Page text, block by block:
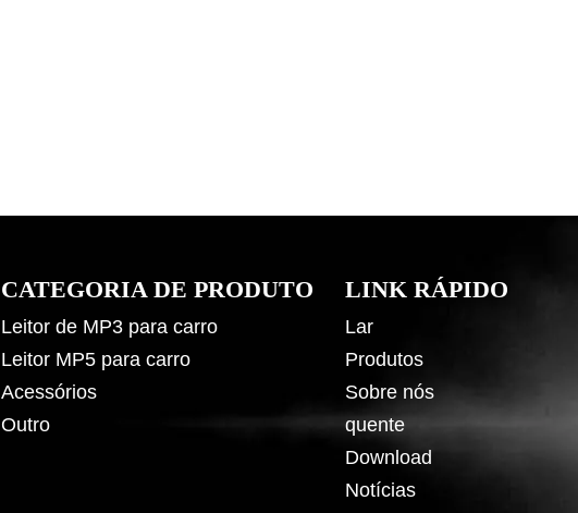
CATEGORIA DE PRODUTO
Leitor de MP3 para carro
Leitor MP5 para carro
Acessórios
Outro
LINK RÁPIDO
Lar
Produtos
Sobre nós
quente
Download
Notícias